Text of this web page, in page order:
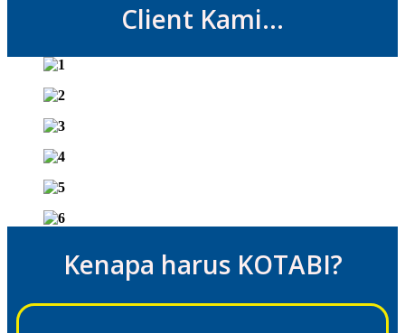
Client Kami...
Kenapa harus KOTABI?